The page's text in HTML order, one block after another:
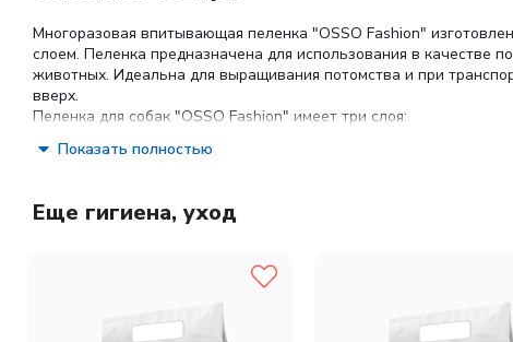
Многоразовая впитывающая пеленка "OSSO Fashion"
слоем. Пеленка предназначена для использования в качестве
животных. Идеальна для выращивания потомства и при
вверх.
Пеленка для собак "OSSO Fashion" имеет три слоя:
- средний слой - полиуретановая мембрана, поглощающая и
После использования пеленку можно постирать. Изделие
Показать полностью
Еще гигиена, уход